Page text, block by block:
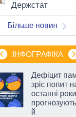
Держстат
Більше новин
ІНФОГРАФІКА
Дефіцит
зріс попит
останні
й